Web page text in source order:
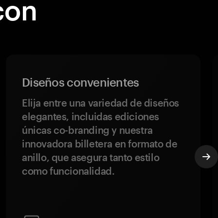
Diseños convenientes
Elija entre una variedad de diseños
elegantes, incluidas ediciones
únicas co-branding y nuestra
innovadora billetera en formato de
anillo, que asegura tanto estilo
como funcionalidad.